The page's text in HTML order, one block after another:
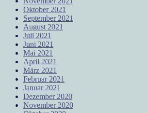
Oktober 2021
September 2021
August 2021
Juli 2021
Juni 2021
Mai 2021
April 2021
März 2021
Februar 2021
Januar 2021
Dezember 2020
November 2020